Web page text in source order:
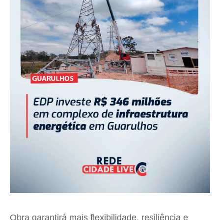
Obra garantirá mais flexibilidade, resiliência e